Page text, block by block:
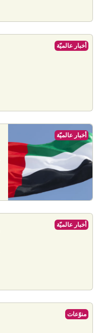
أخبار عالميّة
أخبار عالميّة
أخبار عالميّة
منوّعات